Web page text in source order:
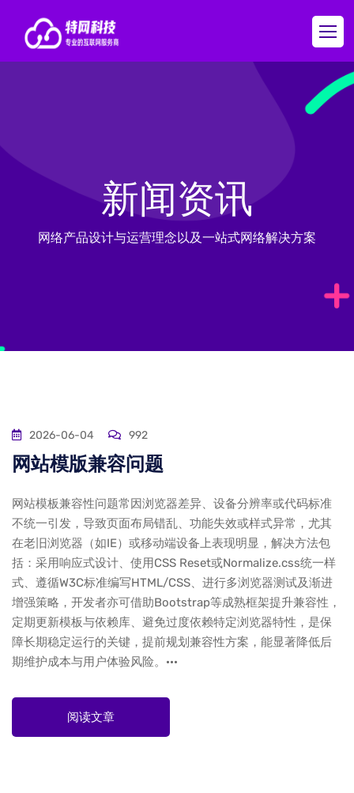
新闻资讯
网络产品设计与运营理念以及一站式网络解决方案
2026-06-04 992
网站模版兼容问题
网站模板兼容性问题常因浏览器差异、设备分辨率或代码标准
不统一引发，导致页面布局错乱、功能失效或样式异常，尤其
在老旧浏览器（如IE）或移动端设备上表现明显，解决方法包
括：采用响应式设计、使用CSS Reset或Normalize.css统一样
式、遵循W3C标准编写HTML/CSS、进行多浏览器测试及渐进
增强策略，开发者亦可借助Bootstrap等成熟框架提升兼容性，
定期更新模板与依赖库、避免过度依赖特定浏览器特性，是保
障长期稳定运行的关键，提前规划兼容性方案，能显著降低后
期维护成本与用户体验风险。···
阅读文章